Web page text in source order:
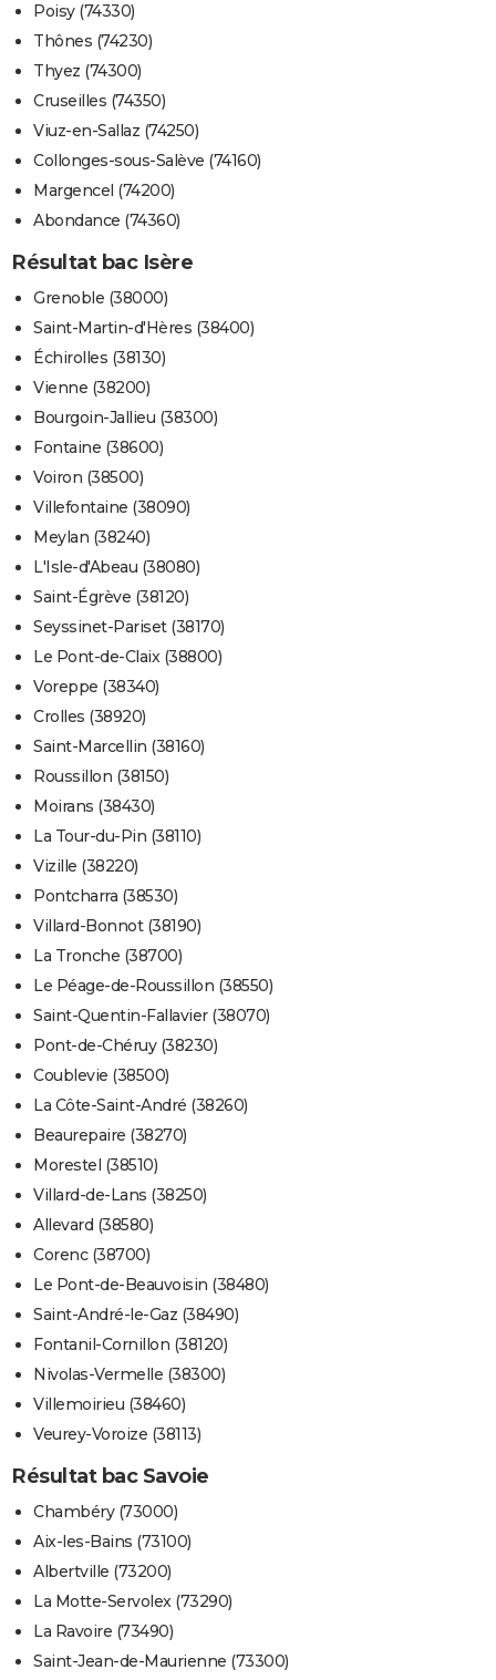
Poisy (74330)
Thônes (74230)
Thyez (74300)
Cruseilles (74350)
Viuz-en-Sallaz (74250)
Collonges-sous-Salève (74160)
Margencel (74200)
Abondance (74360)
Résultat bac Isère
Grenoble (38000)
Saint-Martin-d'Hères (38400)
Échirolles (38130)
Vienne (38200)
Bourgoin-Jallieu (38300)
Fontaine (38600)
Voiron (38500)
Villefontaine (38090)
Meylan (38240)
L'Isle-d'Abeau (38080)
Saint-Égrève (38120)
Seyssinet-Pariset (38170)
Le Pont-de-Claix (38800)
Voreppe (38340)
Crolles (38920)
Saint-Marcellin (38160)
Roussillon (38150)
Moirans (38430)
La Tour-du-Pin (38110)
Vizille (38220)
Pontcharra (38530)
Villard-Bonnot (38190)
La Tronche (38700)
Le Péage-de-Roussillon (38550)
Saint-Quentin-Fallavier (38070)
Pont-de-Chéruy (38230)
Coublevie (38500)
La Côte-Saint-André (38260)
Beaurepaire (38270)
Morestel (38510)
Villard-de-Lans (38250)
Allevard (38580)
Corenc (38700)
Le Pont-de-Beauvoisin (38480)
Saint-André-le-Gaz (38490)
Fontanil-Cornillon (38120)
Nivolas-Vermelle (38300)
Villemoirieu (38460)
Veurey-Voroize (38113)
Résultat bac Savoie
Chambéry (73000)
Aix-les-Bains (73100)
Albertville (73200)
La Motte-Servolex (73290)
La Ravoire (73490)
Saint-Jean-de-Maurienne (73300)